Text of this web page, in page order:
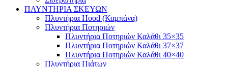
ΠΛΥΝΤΗΡΙΑ ΣΚΕΥΩΝ
Πλυντήρια Hood (Καμπάνα)
Πλυντήρια Ποτηριών
Πλυντήρια Ποτηριών Καλάθι 35×35
Πλυντήρια Ποτηριών Καλάθι 37×37
Πλυντήρια Ποτηριών Καλάθι 40×40
Πλυντήρια Πιάτων